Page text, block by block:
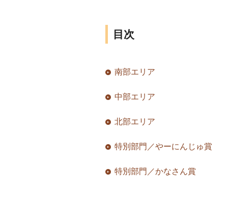
目次
南部エリア
中部エリア
北部エリア
特別部門／やーにんじゅ賞
特別部門／かなさん賞